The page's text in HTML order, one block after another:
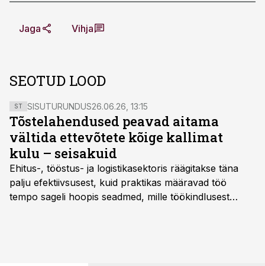
Jaga Vihja
SEOTUD LOOD
ST SISUTURUNDUS26.06.26, 13:15
Tõstelahendused peavad aitama
vältida ettevõtete kõige kallimat
kulu – seisakuid
Ehitus-, tööstus- ja logistikasektoris räägitakse täna
palju efektiivsusest, kuid praktikas määravad töö
tempo sageli hoopis seadmed, mille töökindlusest